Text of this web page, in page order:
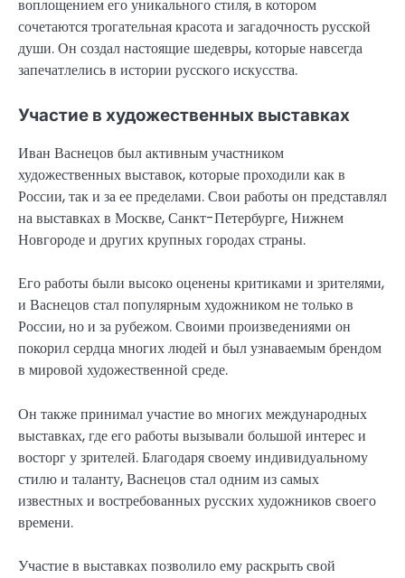
воплощением его уникального стиля, в котором
сочетаются трогательная красота и загадочность русской
души. Он создал настоящие шедевры, которые навсегда
запечатлелись в истории русского искусства.
Участие в художественных выставках
Иван Васнецов был активным участником
художественных выставок, которые проходили как в
России, так и за ее пределами. Свои работы он представлял
на выставках в Москве, Санкт-Петербурге, Нижнем
Новгороде и других крупных городах страны.
Его работы были высоко оценены критиками и зрителями,
и Васнецов стал популярным художником не только в
России, но и за рубежом. Своими произведениями он
покорил сердца многих людей и был узнаваемым брендом
в мировой художественной среде.
Он также принимал участие во многих международных
выставках, где его работы вызывали большой интерес и
восторг у зрителей. Благодаря своему индивидуальному
стилю и таланту, Васнецов стал одним из самых
известных и востребованных русских художников своего
времени.
Участие в выставках позволило ему раскрыть свой